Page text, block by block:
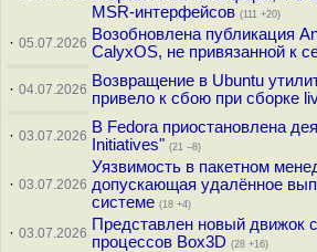
MSR-интерфейсов (111 +20)
· 05.07.2026 Возобновлена публикация
CalyxOS, не привязанной к
· 04.07.2026 Возвращение в Ubuntu
привело к сбою при сборке
· 03.07.2026 В Fedora приостановлена
Initiatives" (21 –8)
· 03.07.2026
Уязвимость в пакетном
допускающая удалённое
системе (18 +4)
· 03.07.2026 Представлен новый движок
процессов Box3D (28 +16)